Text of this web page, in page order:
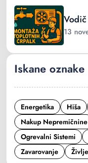
13
Iskane oznake
Energetika Hiša
Nakup Nepremičnine
Ogrevalni Sistemi
Zavarovanje